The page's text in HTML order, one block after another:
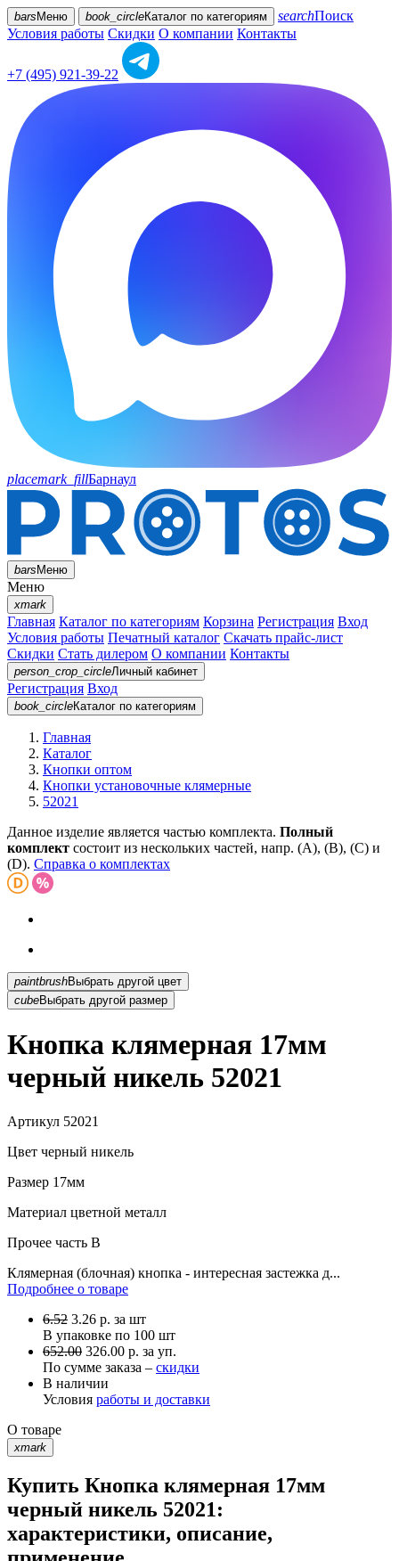
bars Меню book_circleКаталог по категориям searchПоиск
Условия работы Скидки О компании Контакты
+7 (495) 921-39-22
placemark_fillБарнаул
barsМеню
Меню
xmark
Главная Каталог по категориям Корзина Регистрация Вход
Условия работы Печатный каталог Скачать прайс-лист
Скидки Стать дилером О компании Контакты
person_crop_circleЛичный кабинет
Регистрация Вход
book_circleКаталог по категориям
Главная
Каталог
Кнопки оптом
Кнопки установочные клямерные
52021
Данное изделие является частью комплекта. Полный
комплект состоит из нескольких частей, напр. (А), (B), (С) и
(D). Справка о комплектах
paintbrush
Выбрать другой цвет
cubeВыбрать другой размер
Кнопка клямерная 17мм
черный никель 52021
Артикул 52021
Цвет черный никель
Размер 17мм
Материал цветной металл
Прочее часть B
Клямерная (блочная) кнопка - интересная застежка д...
Подробнее о товаре
6.52 3.26 р. за шт
В упаковке по 100 шт
652.00 326.00 р. за уп.
По сумме заказа – скидки
В наличии
Условия работы и доставки
О товаре
xmark
Купить Кнопка клямерная 17мм
черный никель 52021:
характеристики, описание,